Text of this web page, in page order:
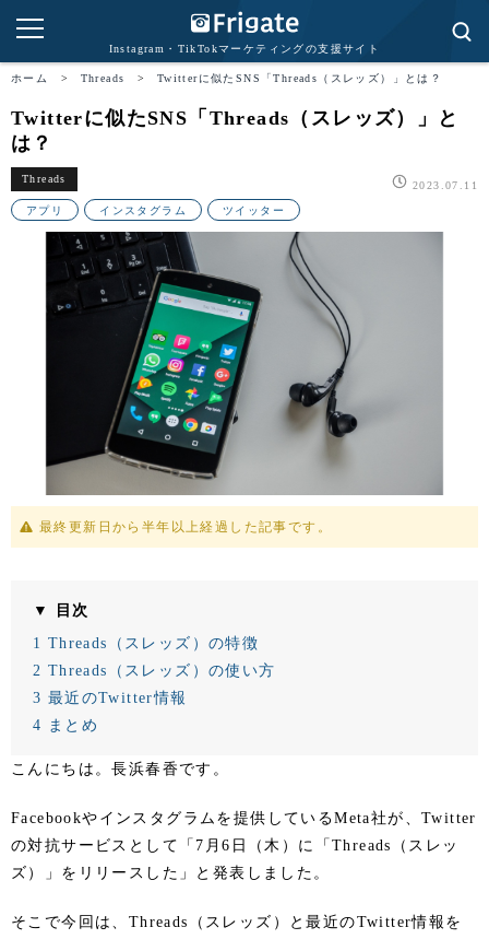
Instagram・TikTokマーケティングの支援サイト
ホーム > Threads > Twitterに似たSNS「Threads（スレッズ）」とは？
Twitterに似たSNS「Threads（スレッズ）」と
は？
Threads
2023.07.11
アプリ インスタグラム ツイッター
最終更新日から半年以上経過した記事です。
▼ 目次
1 Threads（スレッズ）の特徴
2 Threads（スレッズ）の使い方
3 最近のTwitter情報
4 まとめ
こんにちは。長浜春香です。
Facebookやインスタグラムを提供しているMeta社が、Twitter
の対抗サービスとして「7月6日（木）に「Threads（スレッ
ズ）」をリリースした」と発表しました。
そこで今回は、Threads（スレッズ）と最近のTwitter情報を